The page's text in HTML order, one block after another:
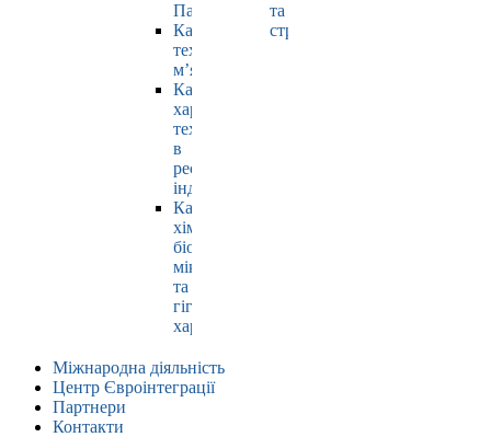
Павлюк
Кафедра
технології
м’яса
Кафедра
харчових
технологій
в
ресторанній
індустрії
Кафедра
хімії,
біохімії,
мікробіології
та
гігієни
харчування
та
страхування
Міжнародна діяльність
Центр Євроінтеграції
Партнери
Контакти